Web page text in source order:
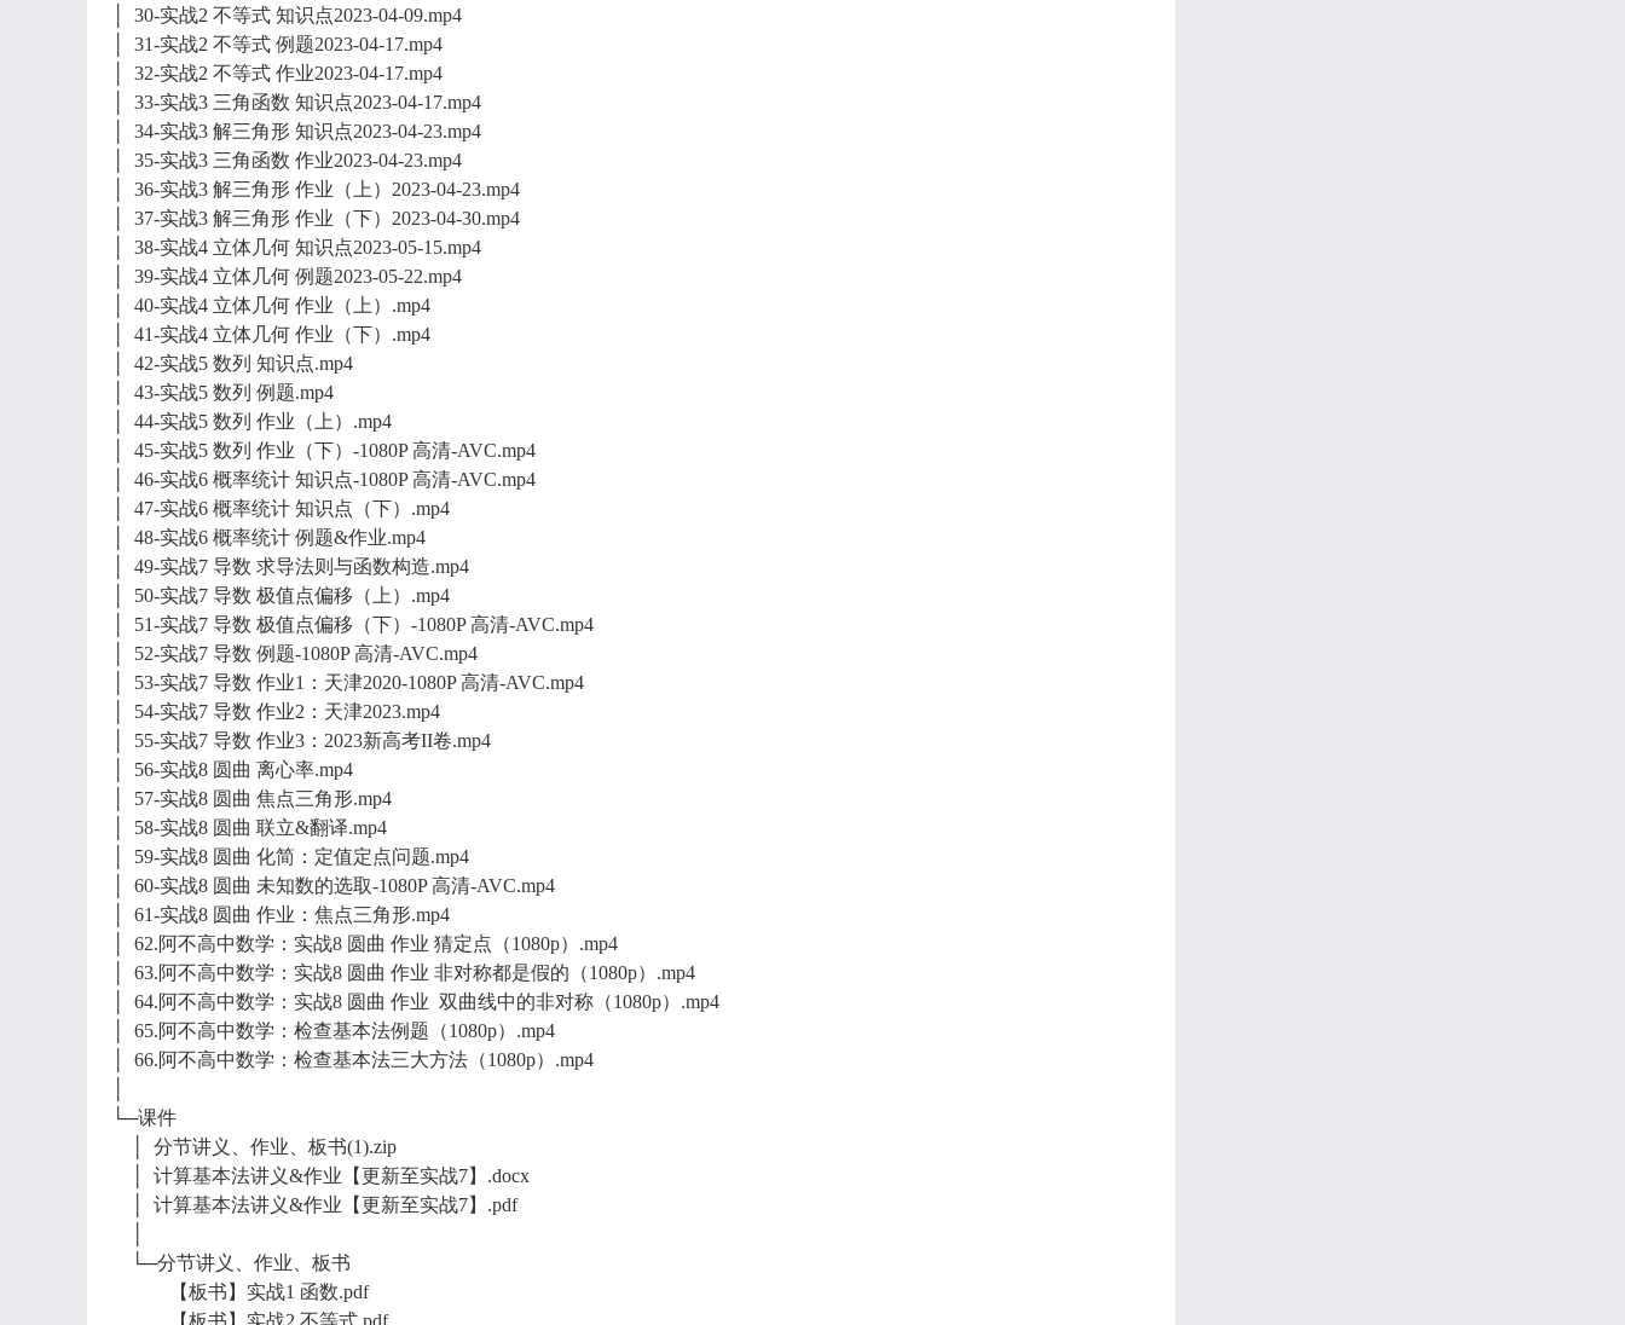
│ 30-实战2 不等式 知识点2023-04-09.mp4
│ 31-实战2 不等式 例题2023-04-17.mp4
│ 32-实战2 不等式 作业2023-04-17.mp4
│ 33-实战3 三角函数 知识点2023-04-17.mp4
│ 34-实战3 解三角形 知识点2023-04-23.mp4
│ 35-实战3 三角函数 作业2023-04-23.mp4
│ 36-实战3 解三角形 作业（上）2023-04-23.mp4
│ 37-实战3 解三角形 作业（下）2023-04-30.mp4
│ 38-实战4 立体几何 知识点2023-05-15.mp4
│ 39-实战4 立体几何 例题2023-05-22.mp4
│ 40-实战4 立体几何 作业（上）.mp4
│ 41-实战4 立体几何 作业（下）.mp4
│ 42-实战5 数列 知识点.mp4
│ 43-实战5 数列 例题.mp4
│ 44-实战5 数列 作业（上）.mp4
│ 45-实战5 数列 作业（下）-1080P 高清-AVC.mp4
│ 46-实战6 概率统计 知识点-1080P 高清-AVC.mp4
│ 47-实战6 概率统计 知识点（下）.mp4
│ 48-实战6 概率统计 例题&作业.mp4
│ 49-实战7 导数 求导法则与函数构造.mp4
│ 50-实战7 导数 极值点偏移（上）.mp4
│ 51-实战7 导数 极值点偏移（下）-1080P 高清-AVC.mp4
│ 52-实战7 导数 例题-1080P 高清-AVC.mp4
│ 53-实战7 导数 作业1：天津2020-1080P 高清-AVC.mp4
│ 54-实战7 导数 作业2：天津2023.mp4
│ 55-实战7 导数 作业3：2023新高考II卷.mp4
│ 56-实战8 圆曲 离心率.mp4
│ 57-实战8 圆曲 焦点三角形.mp4
│ 58-实战8 圆曲 联立&翻译.mp4
│ 59-实战8 圆曲 化简：定值定点问题.mp4
│ 60-实战8 圆曲 未知数的选取-1080P 高清-AVC.mp4
│ 61-实战8 圆曲 作业：焦点三角形.mp4
│ 62.阿不高中数学：实战8 圆曲 作业 猜定点（1080p）.mp4
│ 63.阿不高中数学：实战8 圆曲 作业 非对称都是假的（1080p）.mp4
│ 64.阿不高中数学：实战8 圆曲 作业 双曲线中的非对称（1080p）.mp4
│ 65.阿不高中数学：检查基本法例题（1080p）.mp4
│ 66.阿不高中数学：检查基本法三大方法（1080p）.mp4
└─课件
│ 分节讲义、作业、板书(1).zip
│ 计算基本法讲义&作业【更新至实战7】.docx
│ 计算基本法讲义&作业【更新至实战7】.pdf
└─分节讲义、作业、板书
【板书】实战1 函数.pdf
【板书】实战2 不等式.pdf